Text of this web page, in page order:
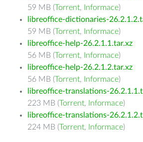
59 MB (Torrent, Informace)
libreoffice-dictionaries-
59 MB (Torrent, Informace)
libreoffice-help-26.2.1.1.tar.xz
56 MB (Torrent, Informace)
libreoffice-help-26.2.1.2.tar.xz
56 MB (Torrent, Informace)
libreoffice-translations-
223 MB (Torrent, Informace)
libreoffice-translations-
224 MB (Torrent, Informace)